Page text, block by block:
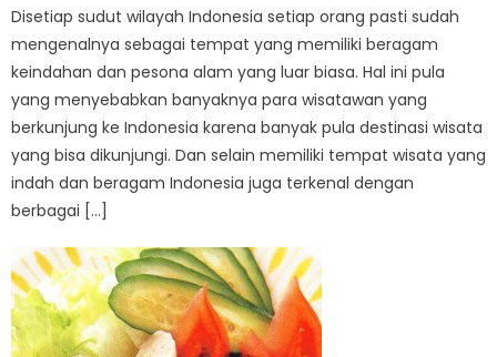
Disetiap sudut wilayah Indonesia setiap orang pasti sudah
mengenalnya sebagai tempat yang memiliki beragam
keindahan dan pesona alam yang luar biasa. Hal ini pula
yang menyebabkan banyaknya para wisatawan yang
berkunjung ke Indonesia karena banyak pula destinasi wisata
yang bisa dikunjungi. Dan selain memiliki tempat wisata yang
indah dan beragam Indonesia juga terkenal dengan
berbagai […]